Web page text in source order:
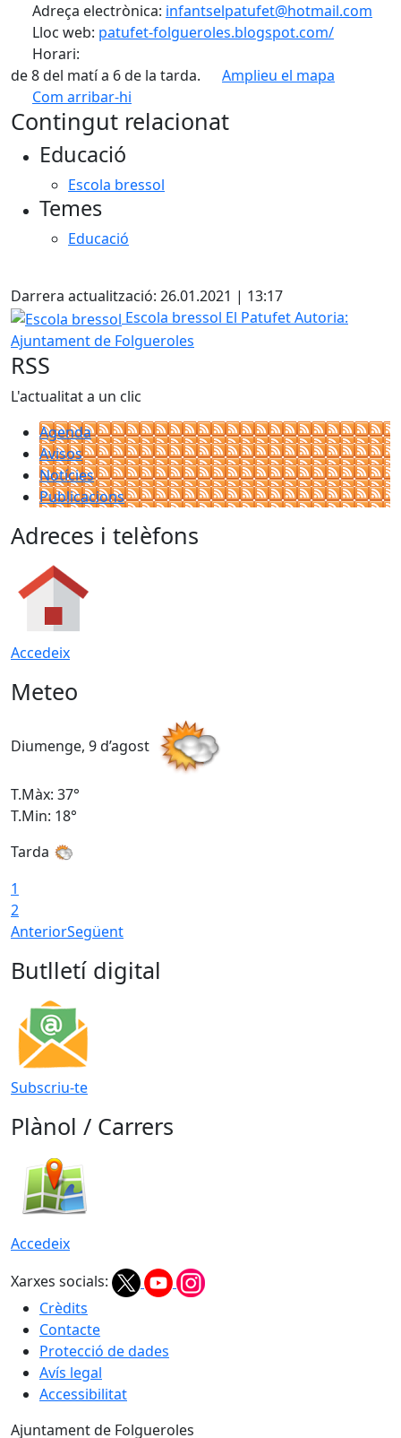
Adreça electrònica: infantselpatufet@hotmail.com
Lloc web: patufet-folgueroles.blogspot.com/
Horari:
de 8 del matí a 6 de la tarda.
Amplieu el mapa
Com arribar-hi
+
Contingut relacionat
Educació
Escola bressol
Temes
Educació
Darrera actualització: 26.01.2021 | 13:17
Escola bressol
Escola bressol El PatufetAutoria:
Ajuntament de Folgueroles
RSS
L'actualitat a un clic
Agenda
Avisos
Notícies
Publicacions
Adreces i telèfons
Accedeix
Meteo
Diumenge, 9 d’agost
T.Màx: 37°
T.Min: 18°
Tarda
1
2
AnteriorSegüent
Butlletí digital
Subscriu-te
Plànol / Carrers
Accedeix
Xarxes socials:
Crèdits
Contacte
Protecció de dades
Avís legal
Accessibilitat
Ajuntament de Folgueroles